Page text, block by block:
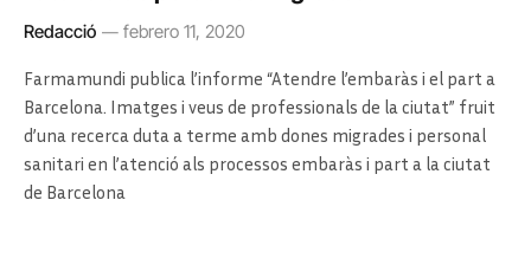
Redacció febrero 11, 2020
Farmamundi publica l’informe “Atendre l’embaràs i el part a
Barcelona. Imatges i veus de professionals de la ciutat” fruit
d’una recerca duta a terme amb dones migrades i personal
sanitari en l’atenció als processos embaràs i part a la ciutat
de Barcelona